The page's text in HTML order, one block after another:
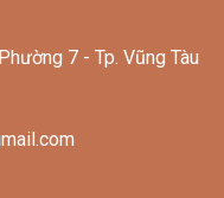
7 - Tp. Vũng Tàu